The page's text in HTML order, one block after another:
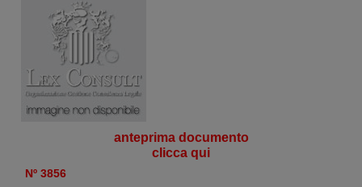
anteprima documento
clicca qui
Nº 3856